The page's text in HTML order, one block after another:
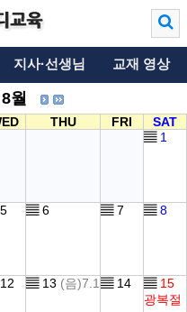
지사·선생님 교재 영상
월
THU FRI
SAT
▤ 1
5 ▤ 6 ▤ 7 ▤ 8
12 ▤ 13 (음)7.1 ▤ 14 ▤ 15
광복절